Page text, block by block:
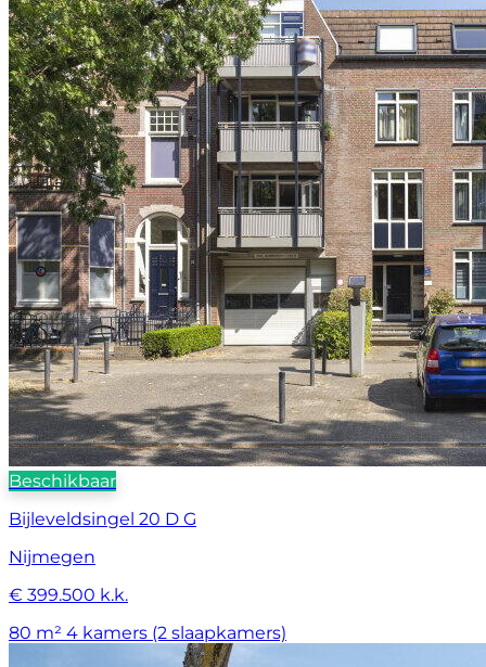
Beschikbaar
Bijleveldsingel 20 D G
Nijmegen
€ 399.500 k.k.
80 m² 4 kamers (2 slaapkamers)